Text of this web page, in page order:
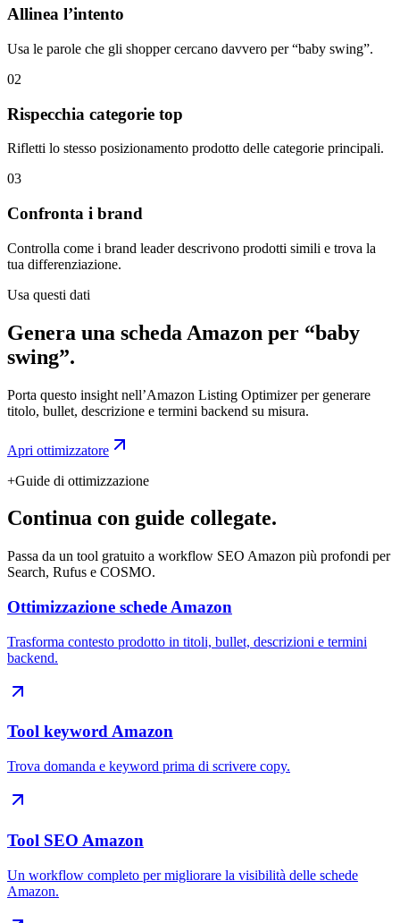
Allinea l’intento
Usa le parole che gli shopper cercano davvero per “baby swing”.
02
Rispecchia categorie top
Rifletti lo stesso posizionamento prodotto delle categorie principali.
03
Confronta i brand
Controlla come i brand leader descrivono prodotti simili e trova la
tua differenziazione.
Usa questi dati
Genera una scheda Amazon per “baby
swing”.
Porta questo insight nell’Amazon Listing Optimizer per generare
titolo, bullet, descrizione e termini backend su misura.
Apri ottimizzatore
+Guide di ottimizzazione
Continua con guide collegate.
Passa da un tool gratuito a workflow SEO Amazon più profondi per
Search, Rufus e COSMO.
Ottimizzazione schede Amazon
Trasforma contesto prodotto in titoli, bullet, descrizioni e termini
backend.
Tool keyword Amazon
Trova domanda e keyword prima di scrivere copy.
Tool SEO Amazon
Un workflow completo per migliorare la visibilità delle schede
Amazon.